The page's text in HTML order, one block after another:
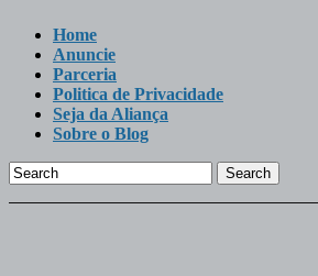
Home
Anuncie
Parceria
Politica de Privacidade
Seja da Aliança
Sobre o Blog
Search